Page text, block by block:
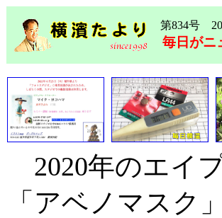
第834号
毎日がニ
2020年のエイ
「アベノマスク